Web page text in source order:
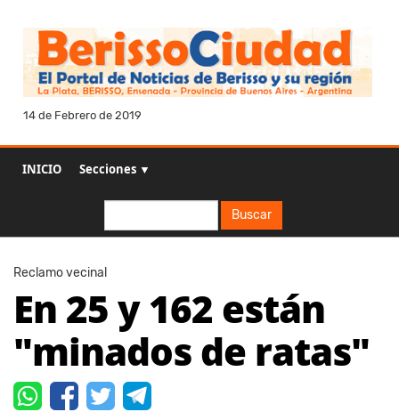
14 de Febrero de 2019
INICIO Secciones ▼
Buscar
Reclamo vecinal
En 25 y 162 están
"minados de ratas"